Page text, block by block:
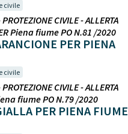
civile
CIVILE - ALLERTA
Piena fiume PO N.81 /2020
PER PIENA
civile
CIVILE - ALLERTA
fiume PO N.79 /2020
PER PIENA FIUME